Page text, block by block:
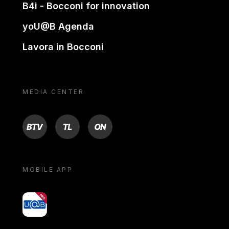
B4i - Bocconi for innovation
yoU@B Agenda
Lavora in Bocconi
MEDIA CENTER
BTV TL ON
MOBILE APP
yoU@B